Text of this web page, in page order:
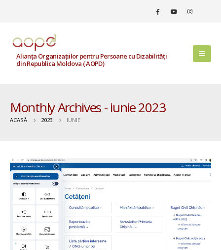
Alianța Organizațiilor pentru Persoane cu Dizabilități
din Republica Moldova ( AOPD)
Monthly Archives - iunie 2023
ACASĂ 2023 IUNIE